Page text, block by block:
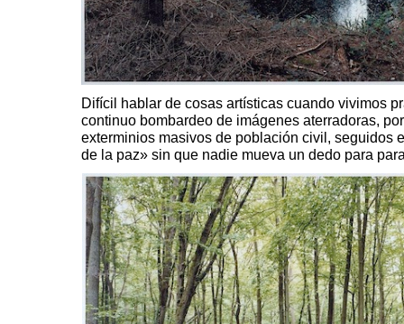
Difícil hablar de cosas artísticas cuando vivimos
continuo bombardeo de imágenes aterradoras,
exterminios masivos de población civil, seguidos
de la paz» sin que nadie mueva un dedo para